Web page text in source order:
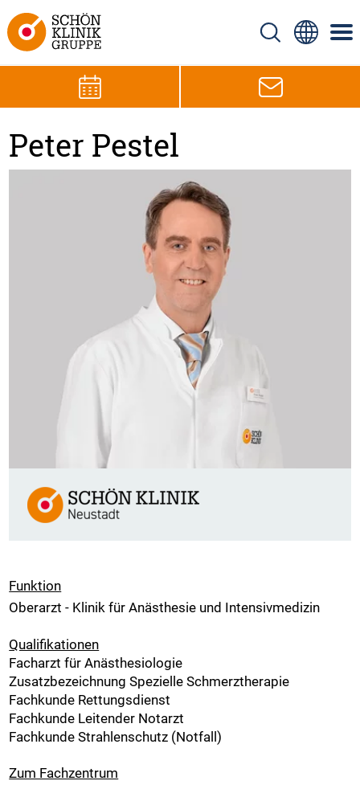
Peter Pestel
Funktion
Oberarzt - Klinik für Anästhesie und Intensivmedizin
Qualifikationen
Facharzt für Anästhesiologie
Zusatzbezeichnung Spezielle Schmerztherapie
Fachkunde Rettungsdienst
Fachkunde Leitender Notarzt
Fachkunde Strahlenschutz (Notfall)
Zum Fachzentrum